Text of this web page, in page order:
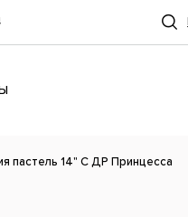
пастель 14" С ДР Принцесса